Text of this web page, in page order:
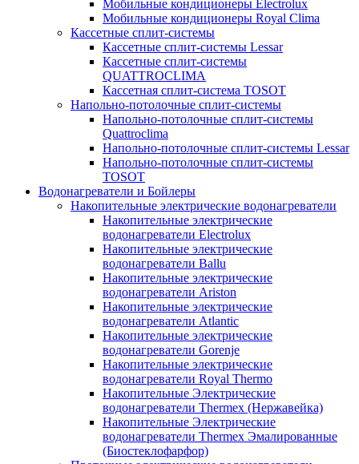
Мобильные кондиционеры Electrolux
Мобильные кондиционеры Royal Clima
Кассетные сплит-системы
Кассетные сплит-системы Lessar
Кассетные сплит-системы
QUATTROCLIMA
Кассетная сплит-система TOSOT
Напольно-потолочные сплит-системы
Напольно-потолочные сплит-системы
Quattroclima
Напольно-потолочные сплит-системы Lessar
Напольно-потолочные сплит-системы
TOSOT
Водонагреватели и Бойлеры
Накопительные электрические водонагреватели
Накопительные электрические
водонагреватели Electrolux
Накопительные электрические
водонагреватели Ballu
Накопительные электрические
водонагреватели Ariston
Накопительные электрические
водонагреватели Atlantic
Накопительные электрические
водонагреватели Gorenje
Накопительные электрические
водонагреватели Royal Thermo
Накопительные Электрические
водонагреватели Thermex (Нержавейка)
Накопительные Электрические
водонагреватели Thermex Эмалированные
(Биостеклофарфор)